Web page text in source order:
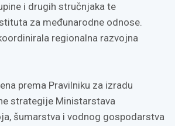
i drugih stručnjaka te
za međunarodne odnose.
regionalna razvojna
prema Pravilniku za izradu
strategije Ministarstava
šumarstva i vodnog gospodarstva